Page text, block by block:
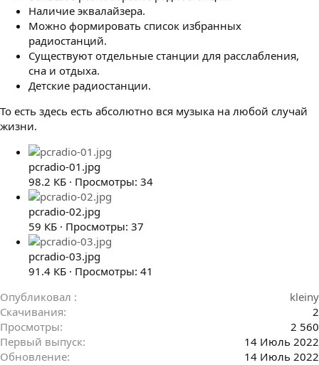
Наличие эквалайзера.
Можно формировать список избранных
радиостанций.
Существуют отдельные станции для расслабления,
сна и отдыха.
Детские радиостанции.
То есть здесь есть абсолютно вся музыка на любой случай
жизни.
pcradio-01.jpg
98.2 КБ · Просмотры: 34
pcradio-02.jpg
59 КБ · Просмотры: 37
pcradio-03.jpg
91.4 КБ · Просмотры: 41
Опубликовал
kleiny
Скачивания
2
Просмотры
2 560
Первый выпуск
14 Июль 2022
Обновление
14 Июль 2022